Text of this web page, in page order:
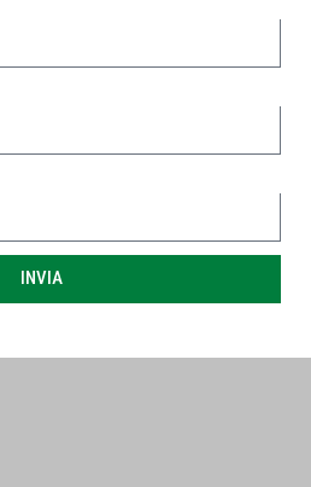
INVIA